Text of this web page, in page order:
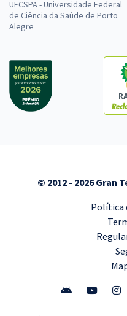
UFCSPA - Universidade Federal
de Ciência da Saúde de Porto
Alegre
© 2012 - 2026 Gran
Política